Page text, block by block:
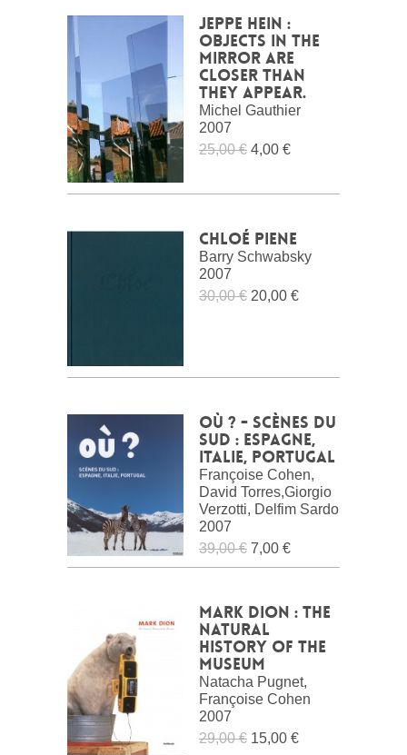
Jeppe Hein :
Objects in the
mirror are
closer than
they appear.
Michel Gauthier
2007
25,00 € 4,00 €
Chloé Piene
Barry Schwabsky
2007
30,00 € 20,00 €
OÙ ? - Scènes du
Sud : Espagne,
Italie, Portugal
Françoise Cohen,
David Torres,Giorgio
Verzotti, Delfim Sardo
2007
39,00 € 7,00 €
Mark Dion : The
Natural
History of the
Museum
Natacha Pugnet,
Françoise Cohen
2007
29,00 € 15,00 €